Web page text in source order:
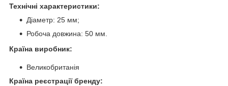
Технічні характеристики:
Діаметр: 25 мм;
Робоча довжина: 50 мм.
Країна виробник:
Великобританія
Країна реєстрації бренду: